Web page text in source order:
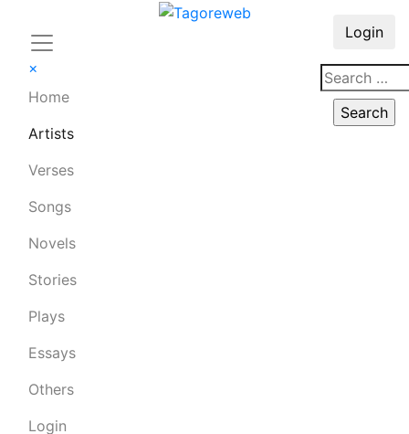
×
Home
Artists
Verses
Songs
Novels
Stories
Plays
Essays
Others
Login
Login